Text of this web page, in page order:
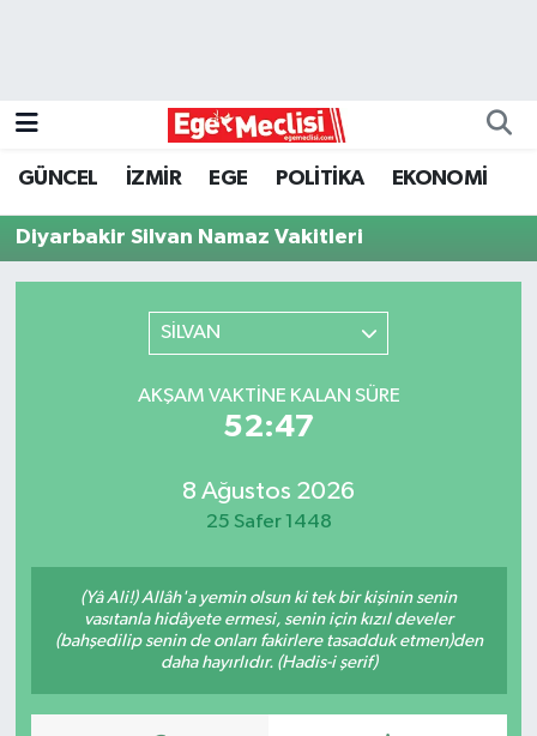
GÜNCEL İZMİR EGE POLİTİKA EKONOMİ
Diyarbakir Silvan Namaz Vakitleri
SİLVAN
AKŞAM VAKTINE KALAN SÜRE
52:47
8 Ağustos 2026
25 Safer 1448
(Yâ Ali!) Allâh'a yemin olsun ki tek bir kişinin senin
vasıtanla hidâyete ermesi, senin için kızıl develer
(bahşedilip senin de onları fakirlere tasadduk etmen)den
daha hayırlıdır. (Hadis-i şerif)
GÜNCEL
ÖZEL HABER
POLİTİKA